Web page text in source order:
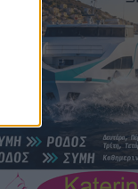
Περιφέρειες για
Τοπικές Ειδήσεις• πριν 14
Ποιοι φοιτητές
ενίσχυση για στέγη
Ειδήσεις πριν 14 ώρες
«Γιατί οι Τούρκοι